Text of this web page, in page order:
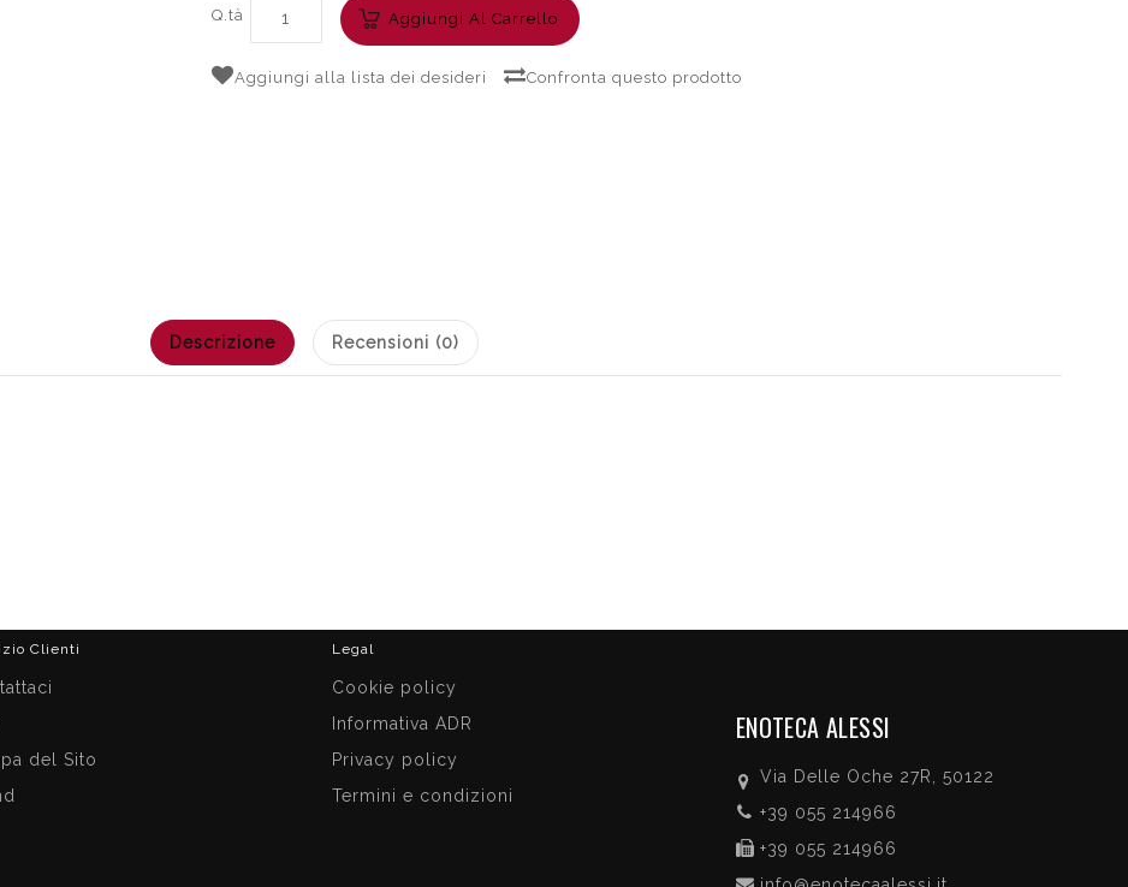
Q.tà Aggiungi Al Carrello
Aggiungi alla lista dei desideri Confronta questo prodotto
Descrizione Recensioni (0)
Legal
Cookie policy
Informativa ADR
Privacy policy
Termini e condizioni
Clienti
del Sito
ENOTECA ALESSI
Via Delle Oche 27R, 50122
+39 055 214966
+39 055 214966